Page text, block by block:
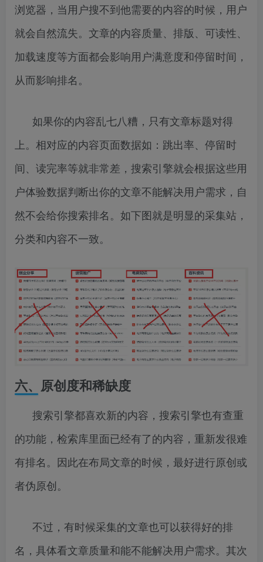
浏览器，当用户搜不到他需要的内容的时候，用户
就会自然流失。文章的内容质量、排版、可读性、
加载速度等方面都会影响用户满意度和停留时间，
从而影响排名。
如果你的内容乱七八糟，只有文章标题对得
上。相对应的内容页面数据如：跳出率、停留时
间、读完率等就非常差，搜索引擎就会根据这些用
户体验数据判断出你的文章不能解决用户需求，自
然不会给你搜索排名。如下图就是明显的采集站，
分类和内容不一致。
六、原创度和稀缺度
搜索引擎都喜欢新的内容，搜索引擎也有查重
的功能，检索库里面已经有了的内容，重新发很难
有排名。因此在布局文章的时候，最好进行原创或
者伪原创。
不过，有时候采集的文章也可以获得好的排
名，具体看文章质量和能不能解决用户需求。其次